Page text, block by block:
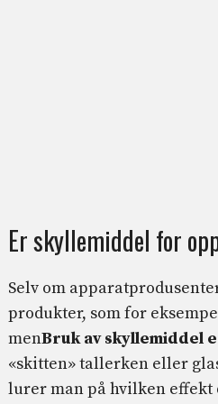
Er skyllemiddel for
Selv om
produkter, som for
menBruk av skyllemiddel
«skitten» tallerken eller
lurer man på hvilken effekt